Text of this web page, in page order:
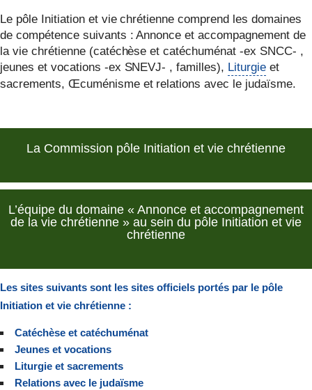
Le pôle Initiation et vie chrétienne comprend les domaines
de compétence suivants : Annonce et accompagnement de
la vie chrétienne (catéchèse et catéchuménat -ex SNCC- ,
jeunes et vocations -ex SNEVJ- , familles), Liturgieet
sacrements, Œcuménisme et relations avec le judaïsme.
La Commission pôle Initiation et vie chrétienne
L’équipe du domaine « Annonce et accompagnement
de la vie chrétienne » au sein du pôle Initiation et vie
chrétienne
Les sites suivants sont les sites officiels portés par le pôle
Initiation et vie chrétienne :
Catéchèse et catéchuménat
Jeunes et vocations
Liturgie et sacrements
Relations avec le judaïsme